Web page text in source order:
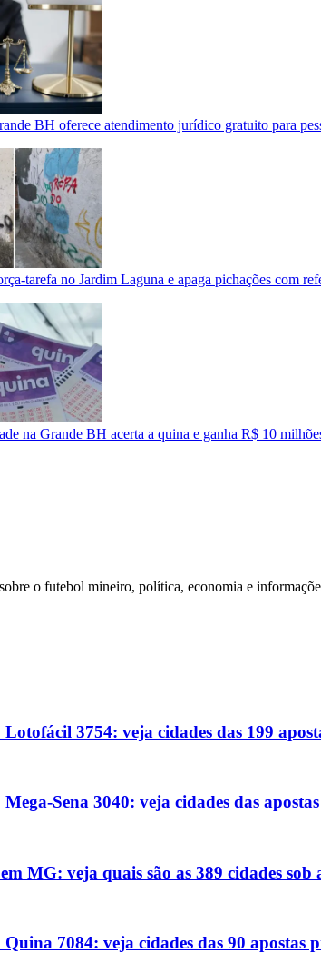
BH oferece atendimento jurídico gratuito para
tarefa no Jardim Laguna e apaga pichações com
na Grande BH acerta a quina e ganha R$ 10
o futebol mineiro, política, economia e
Lotofácil 3754: veja cidades das 199
Sena 3040: veja cidades das
MG: veja quais são as 389 cidades
Quina 7084: veja cidades das 90 apostas